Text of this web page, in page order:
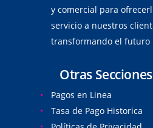
y comercial para
servicio a nuestros
transformando el futuro
Otras
Pagos en Linea
Tasa de Pago Historica